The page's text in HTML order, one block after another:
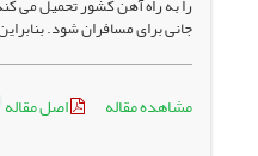
جانی برای مسافران شود.
مشاهده مقاله اصل مقاله